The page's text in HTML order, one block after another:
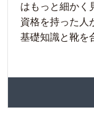
はもっと細かく
資格を持った人
基礎知識と靴を